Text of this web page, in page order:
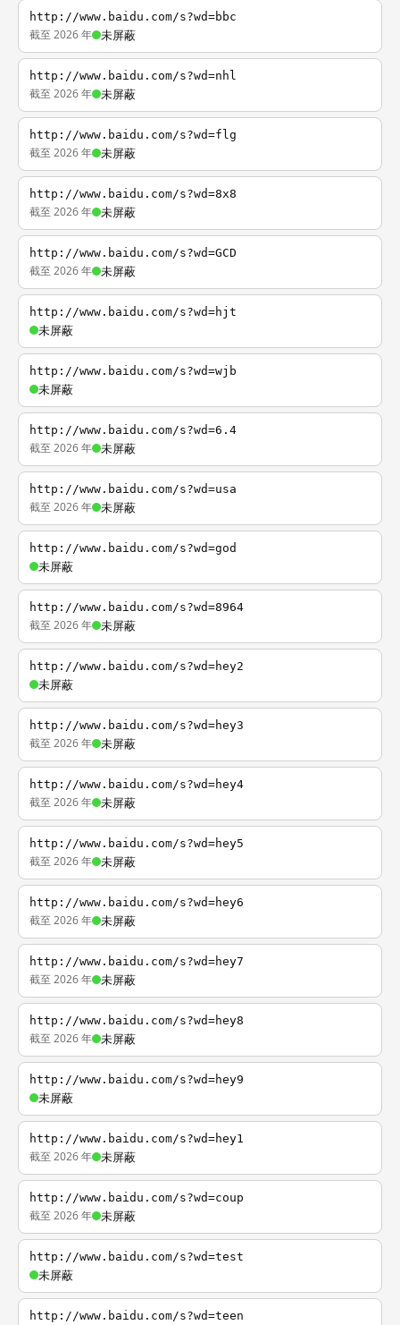
http://www.baidu.com/s?wd=bbc
截至 2026 年 未屏蔽
http://www.baidu.com/s?wd=nhl
截至 2026 年 未屏蔽
http://www.baidu.com/s?wd=flg
截至 2026 年 未屏蔽
http://www.baidu.com/s?wd=8x8
截至 2026 年 未屏蔽
http://www.baidu.com/s?wd=GCD
截至 2026 年 未屏蔽
http://www.baidu.com/s?wd=hjt
未屏蔽
http://www.baidu.com/s?wd=wjb
未屏蔽
http://www.baidu.com/s?wd=6.4
截至 2026 年 未屏蔽
http://www.baidu.com/s?wd=usa
截至 2026 年 未屏蔽
http://www.baidu.com/s?wd=god
未屏蔽
http://www.baidu.com/s?wd=8964
截至 2026 年 未屏蔽
http://www.baidu.com/s?wd=hey2
未屏蔽
http://www.baidu.com/s?wd=hey3
截至 2026 年 未屏蔽
http://www.baidu.com/s?wd=hey4
截至 2026 年 未屏蔽
http://www.baidu.com/s?wd=hey5
截至 2026 年 未屏蔽
http://www.baidu.com/s?wd=hey6
截至 2026 年 未屏蔽
http://www.baidu.com/s?wd=hey7
截至 2026 年 未屏蔽
http://www.baidu.com/s?wd=hey8
截至 2026 年 未屏蔽
http://www.baidu.com/s?wd=hey9
未屏蔽
http://www.baidu.com/s?wd=hey1
截至 2026 年 未屏蔽
http://www.baidu.com/s?wd=coup
截至 2026 年 未屏蔽
http://www.baidu.com/s?wd=test
未屏蔽
http://www.baidu.com/s?wd=teen